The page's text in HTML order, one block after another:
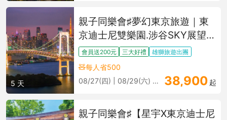
5 天
親子同樂會♯夢幻東京旅遊｜東
京迪士尼雙樂園.涉谷SKY展望
台.大石公園.東山舊岸邸.溫泉精
選五日
會員送200元 三大好禮 雄獅旅遊出團
🧸每人省500
08/27(四) | 08/29(六) 更多
38,900 起
親子同樂會♯【星宇X東京迪士尼